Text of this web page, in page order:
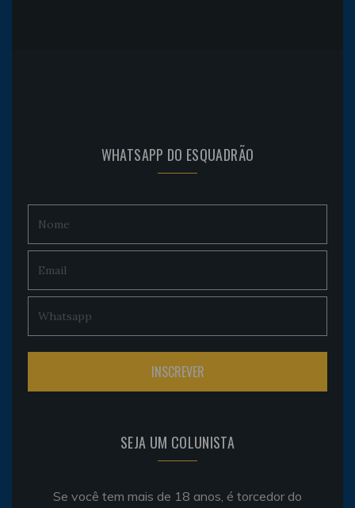
WHATSAPP DO ESQUADRÃO
SEJA UM COLUNISTA
Se você tem mais de 18 anos, é torcedor do